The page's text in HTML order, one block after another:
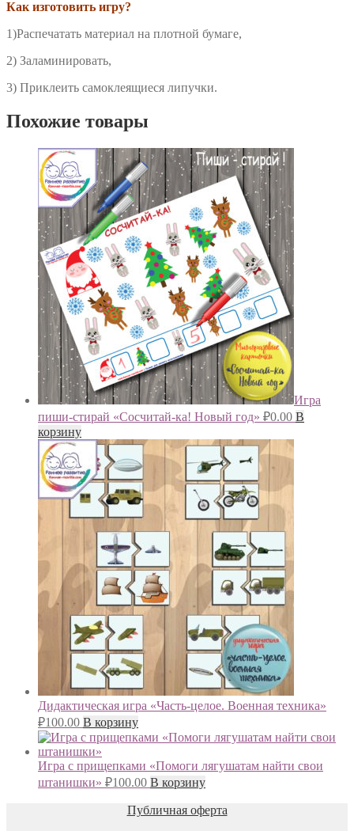
Как изготовить игру?
1)Распечатать материал на плотной бумаге,
2) Заламинировать,
3) Приклеить самоклеящиеся липучки.
Похожие товары
Игра
пиши-стирай «Сосчитай-ка! Новый год» ₽0.00 В
корзину
Дидактическая игра «Часть-целое. Военная техника»
₽100.00 В корзину
Игра с прищепками «Помоги лягушатам найти свои
штанишки» ₽100.00 В корзину
Публичная оферта